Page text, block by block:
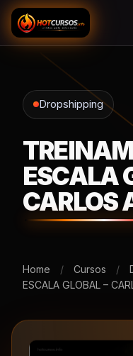
Dropshipping
ESCALA
CARLOS
Home / Cursos /
ESCALA GLOBAL –